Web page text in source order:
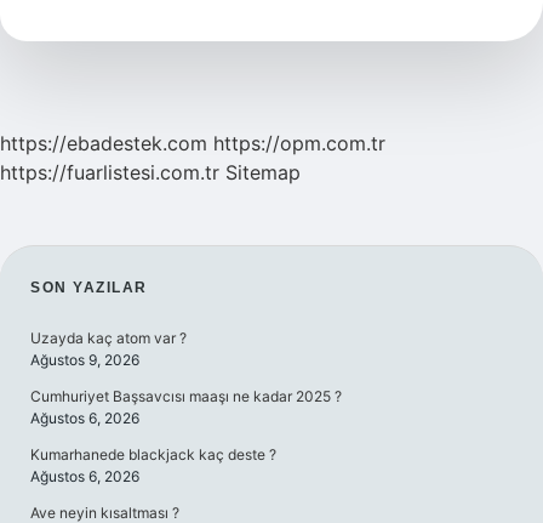
https://ebadestek.com https://opm.com.tr
https://fuarlistesi.com.tr Sitemap
SIDEBAR
SON YAZILAR
Uzayda kaç atom var ?
Ağustos 9, 2026
Cumhuriyet Başsavcısı maaşı ne kadar 2025 ?
Ağustos 6, 2026
Kumarhanede blackjack kaç deste ?
Ağustos 6, 2026
Ave neyin kısaltması ?